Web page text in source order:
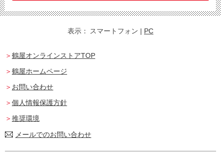
表示： スマートフォン | PC
鶴屋オンラインストアTOP
鶴屋ホームページ
お問い合わせ
個人情報保護方針
推奨環境
メールでのお問い合わせ